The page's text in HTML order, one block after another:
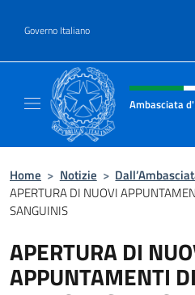
Governo Italiano
Intestazione sito,
Ambasciata
Home > Notizie >
APERTURA DI NUOVI
SANGUINIS
APERTURA DI
APPUNTAMENTI